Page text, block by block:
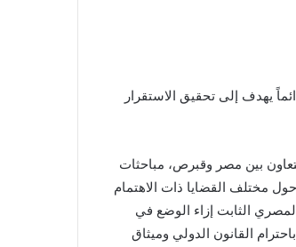
يهدف إلى تحقيق الاستقرار
بين مصر وقبرص، مباحثات
مختلف القضايا ذات الاهتمام
الثابت إزاء الوضع في
القانون الدولي وميثاق